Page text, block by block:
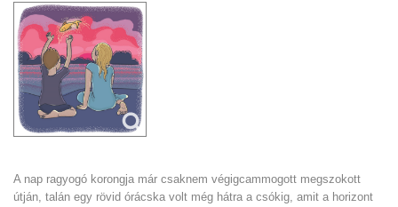
A nap ragyogó korongja már csaknem végigcammogott megszokott
útján, talán egy rövid órácska volt még hátra a csókig, amit a horizont